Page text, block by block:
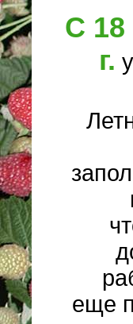
С 18
г.
еще